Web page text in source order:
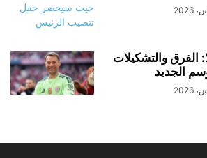
الفرق والتشكيلات
الجديد